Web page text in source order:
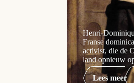
Henri-
Franse
activist, die de
land opnieuw
Lees meer